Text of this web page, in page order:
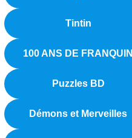
Tintin
100 ANS DE FRANQUIN
Puzzles BD
Démons et Merveilles